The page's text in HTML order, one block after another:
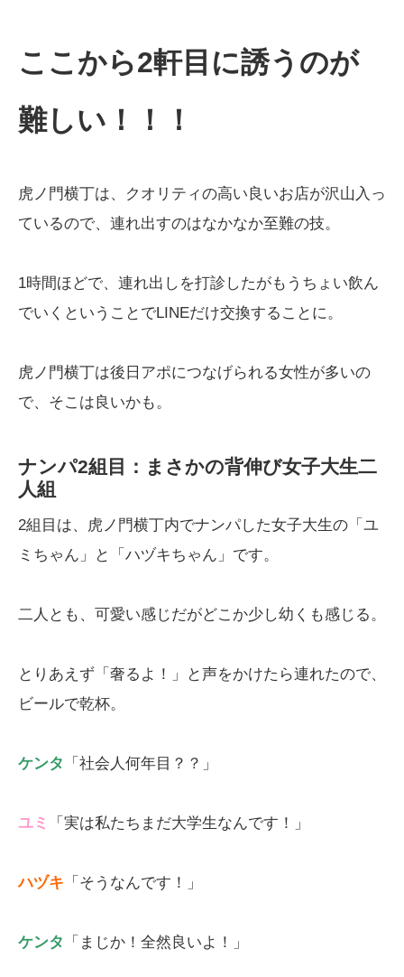
ここから2軒目に誘うのが
難しい ！！！
虎ノ門横丁は、クオリティの高い良いお店が沢山入っ
ているので、連れ出すのはなかなか至難の技。
1時間ほどで、連れ出しを打診したがもうちょい飲ん
でいくということでLINEだけ交換することに。
虎ノ門横丁は後日アポにつなげられる女性が多いの
で、そこは良いかも。
ナンパ2組目：まさかの背伸び女子大生二
人組
2組目は、虎ノ門横丁内でナンパした女子大生の「ユ
ミちゃん」と「ハヅキちゃん」です。
二人とも、可愛い感じだがどこか少し幼くも感じる。
とりあえず「奢るよ！」と声をかけたら連れたので、
ビールで乾杯。
ケンタ 「社会人何年目？？」
ユミ 「実は私たちまだ大学生なんです！」
ハヅキ 「そうなんです！」
ケンタ 「まじか！全然良いよ！」